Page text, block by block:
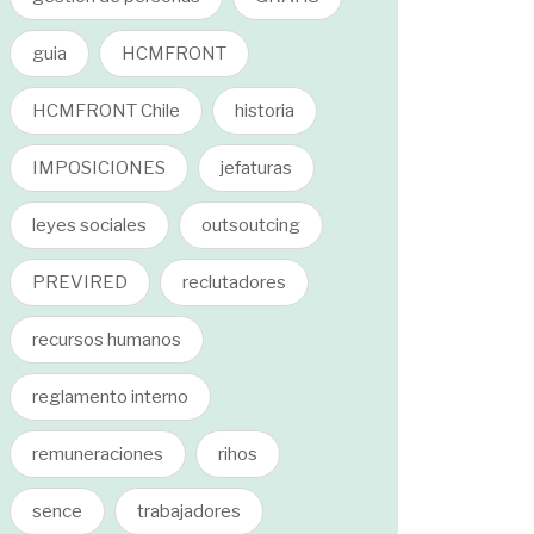
guia HCMFRONT
HCMFRONT Chile historia
IMPOSICIONES jefaturas
leyes sociales outsoutcing
PREVIRED reclutadores
recursos humanos
reglamento interno
remuneraciones rihos
sence trabajadores